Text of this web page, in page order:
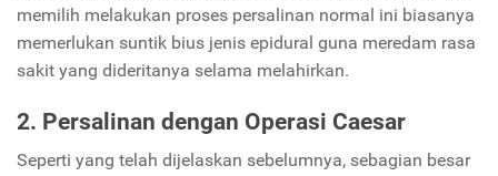
memilih melakukan proses persalinan normal ini biasanya
memerlukan suntik bius jenis epidural guna meredam rasa
sakit yang dideritanya selama melahirkan.
2. Persalinan dengan Operasi Caesar
Seperti yang telah dijelaskan sebelumnya, sebagian besar